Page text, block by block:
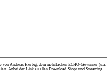
von Andreas Herbig, dem mehrfachen ECHO-Gewinner (u.a.
Anbei der Link zu allen Download-Shops und Streaming-